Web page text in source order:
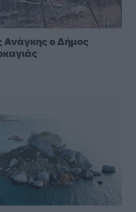
Ανάγκης ο Δήμος